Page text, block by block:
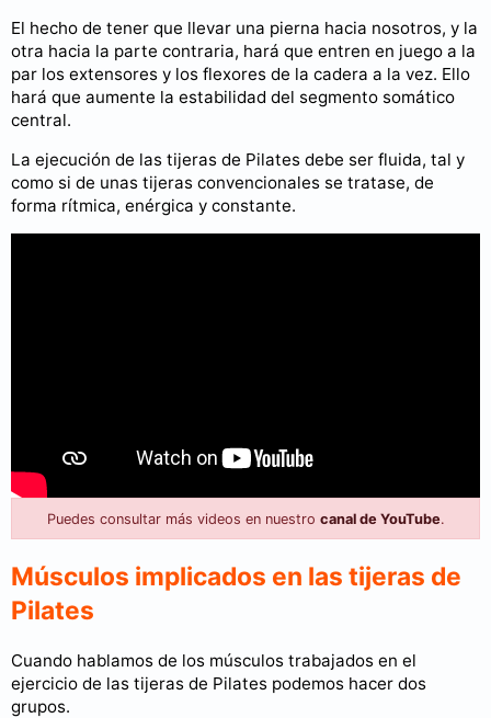
El hecho de tener que llevar una pierna hacia nosotros, y la
otra hacia la parte contraria, hará que entren en juego a la
par los extensores y los flexores de la cadera a la vez. Ello
hará que aumente la estabilidad del segmento somático
central.
La ejecución de las tijeras de Pilates debe ser fluida, tal y
como si de unas tijeras convencionales se tratase, de
forma rítmica, enérgica y constante.
Puedes consultar más videos en nuestro canal de YouTube.
Músculos implicados en las tijeras de
Pilates
Cuando hablamos de los músculos trabajados en el
ejercicio de las tijeras de Pilates podemos hacer dos
grupos.